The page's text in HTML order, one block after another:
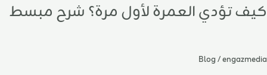
كيف تؤدي العمرة لأول مرة؟ شرح مبسط
Blog/engazmedia